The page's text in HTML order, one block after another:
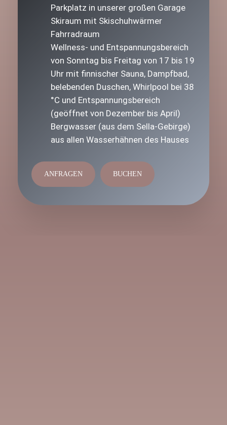
Parkplatz in unserer großen Garage
Skiraum mit Skischuhwärmer
Fahrradraum
Wellness- und Entspannungsbereich
von Sonntag bis Freitag von 17 bis 19
Uhr mit finnischer Sauna, Dampfbad,
belebenden Duschen, Whirlpool bei 38
°C und Entspannungsbereich
(geöffnet von Dezember bis April)
Bergwasser (aus dem Sella-Gebirge)
aus allen Wasserhähnen des Hauses
ANFRAGEN BUCHEN